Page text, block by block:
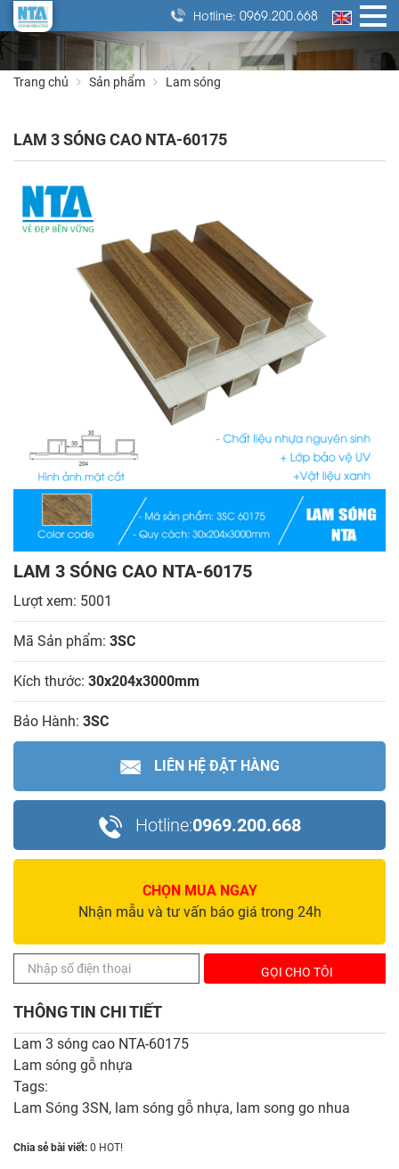
Hotline: 0969.200.668
Trang chủ Sản phẩm Lam sóng
LAM 3 SÓNG CAO NTA-60175
LAM 3 SÓNG CAO NTA-60175
Lượt xem: 5001
Mã Sản phẩm: 3SC
Kích thước: 30x204x3000mm
Bảo Hành: 3SC
LIÊN HỆ ĐẶT HÀNG
Hotline:0969.200.668
CHỌN MUA NGAY
Nhận mẫu và tư vấn báo giá trong 24h
THÔNG TIN CHI TIẾT
Lam 3 sóng cao NTA-60175
Lam sóng gỗ nhựa
Tags:
Lam Sóng 3SN, lam sóng gỗ nhựa, lam song go nhua
Chia sẻ bài viết: 0 HOT!